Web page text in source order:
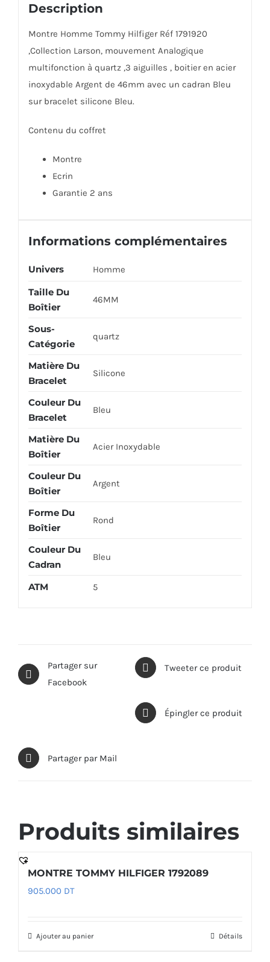
Description
Montre Homme Tommy Hilfiger Réf 1791920
,Collection Larson, mouvement Analogique
multifonction à quartz ,3 aiguilles , boitier en acier
inoxydable Argent de 46mm avec un cadran Bleu
sur bracelet silicone Bleu.
Contenu du coffret
Montre
Ecrin
Garantie 2 ans
Informations complémentaires
Univers Homme
Taille Du
Boîtier
46MM
Sous-
Catégorie
quartz
Matière Du
Bracelet
Silicone
Couleur Du
Bracelet
Bleu
Matière Du
Boîtier
Acier Inoxydable
Couleur Du
Boîtier
Argent
Forme Du
Boîtier
Rond
Couleur Du
Cadran
Bleu
ATM 5
Partager sur
Facebook
Tweeter ce produit
Épingler ce produit
Partager par Mail
Produits similaires
MONTRE TOMMY HILFIGER 1792089
905.000 DT
Ajouter au panier Détails